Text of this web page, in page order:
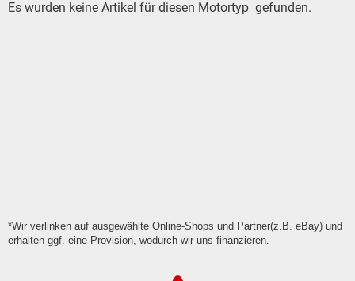
Es wurden keine Artikel für diesen Motortyp gefunden.
*Wir verlinken auf ausgewählte Online-Shops und Partner(z.B. eBay) und
erhalten ggf. eine Provision, wodurch wir uns finanzieren.